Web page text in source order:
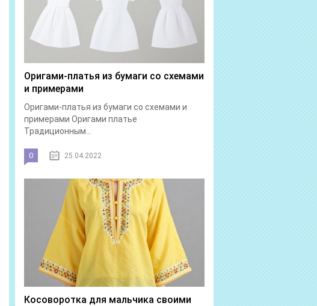
Оригами-платья из бумаги со схемами
и примерами
Оригами-платья из бумаги со схемами и
примерами Оригами платье
Традиционным...
0 25.04.2022
Косоворотка для мальчика своими